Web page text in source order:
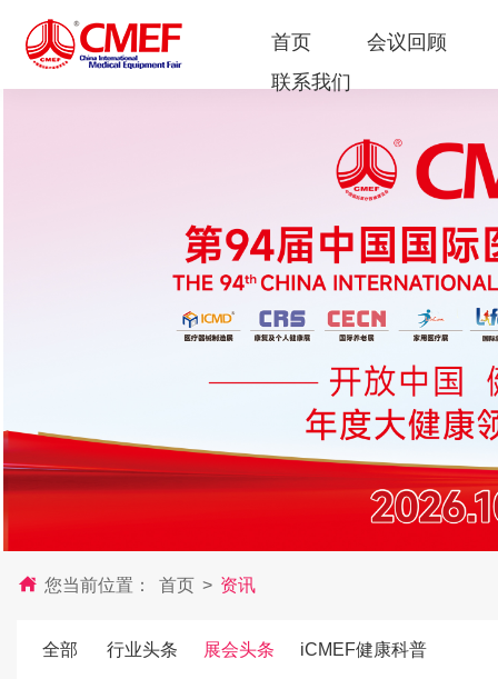
首页
会议回顾
联系我们
您当前位置： 首页 > 资讯
全部 行业头条 展会头条 iCMEF健康科普